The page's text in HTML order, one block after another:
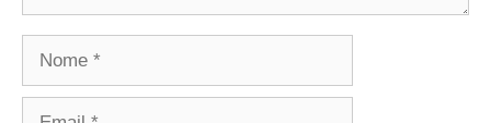
Nome
Email